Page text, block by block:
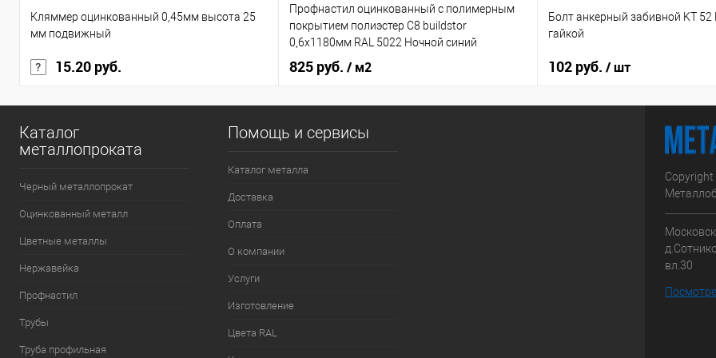
Кляммер оцинкованный 0,45мм высота 25
мм подвижный
15.20 руб.
Профнастил оцинкованный с полимерным
покрытием полиэстер С8 buildstor
0,6х1180мм RAL 5022 Ночной синий
825 руб. / м2
Болт анкерный забивной KT
гайкой
102 руб. / шт
Каталог
металлопроката
Черный металлопрокат
Оцинкованный металл
Цветные металлы
Нержавейка
Профнастил
Трубы
Труба профильная
Помощь и сервисы
Каталог металла
Доставка
Оплата
О компании
Услуги
Изготовление
Цвета RAL
вл.30